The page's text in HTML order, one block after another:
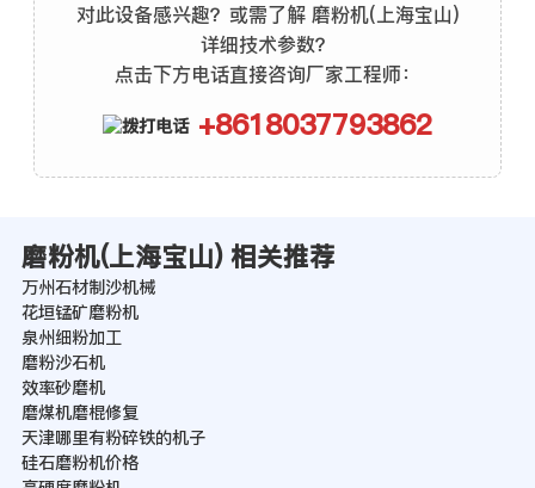
对此设备感兴趣？或需了解 磨粉机(上海宝山)
详细技术参数？
点击下方电话直接咨询厂家工程师：
+8618037793862
磨粉机(上海宝山) 相关推荐
万州石材制沙机械
花垣锰矿磨粉机
泉州细粉加工
磨粉沙石机
效率砂磨机
磨煤机磨棍修复
天津哪里有粉碎铁的机子
硅石磨粉机价格